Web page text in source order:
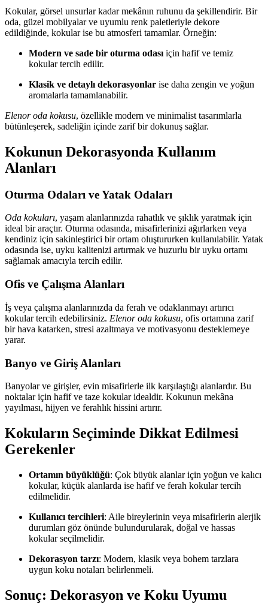
Kokular, görsel unsurlar kadar mekânın ruhunu da şekillendirir. Bir
oda, güzel mobilyalar ve uyumlu renk paletleriyle dekore
edildiğinde, kokular ise bu atmosferi tamamlar. Örneğin:
Modern ve sade bir oturma odası için hafif ve temiz
kokular tercih edilir.
Klasik ve detaylı dekorasyonlar ise daha zengin ve yoğun
aromalarla tamamlanabilir.
Elenor oda kokusu, özellikle modern ve minimalist tasarımlarla
bütünleşerek, sadeliğin içinde zarif bir dokunuş sağlar.
Kokunun Dekorasyonda Kullanım
Alanları
Oturma Odaları ve Yatak Odaları
Oda kokuları, yaşam alanlarınızda rahatlık ve şıklık yaratmak için
ideal bir araçtır. Oturma odasında, misafirlerinizi ağırlarken veya
kendiniz için sakinleştirici bir ortam oluştururken kullanılabilir. Yatak
odasında ise, uyku kalitenizi artırmak ve huzurlu bir uyku ortamı
sağlamak amacıyla tercih edilir.
Ofis ve Çalışma Alanları
İş veya çalışma alanlarınızda da ferah ve odaklanmayı artırıcı
kokular tercih edebilirsiniz. Elenor oda kokusu, ofis ortamına zarif
bir hava katarken, stresi azaltmaya ve motivasyonu desteklemeye
yarar.
Banyo ve Giriş Alanları
Banyolar ve girişler, evin misafirlerle ilk karşılaştığı alanlardır. Bu
noktalar için hafif ve taze kokular idealdir. Kokunun mekâna
yayılması, hijyen ve ferahlık hissini artırır.
Kokuların Seçiminde Dikkat Edilmesi
Gerekenler
Ortamın büyüklüğü: Çok büyük alanlar için yoğun ve kalıcı
kokular, küçük alanlarda ise hafif ve ferah kokular tercih
edilmelidir.
Kullanıcı tercihleri: Aile bireylerinin veya misafirlerin alerjik
durumları göz önünde bulundurularak, doğal ve hassas
kokular seçilmelidir.
Dekorasyon tarzı: Modern, klasik veya bohem tarzlara
uygun koku notaları belirlenmeli.
Sonuç: Dekorasyon ve Koku Uyumu